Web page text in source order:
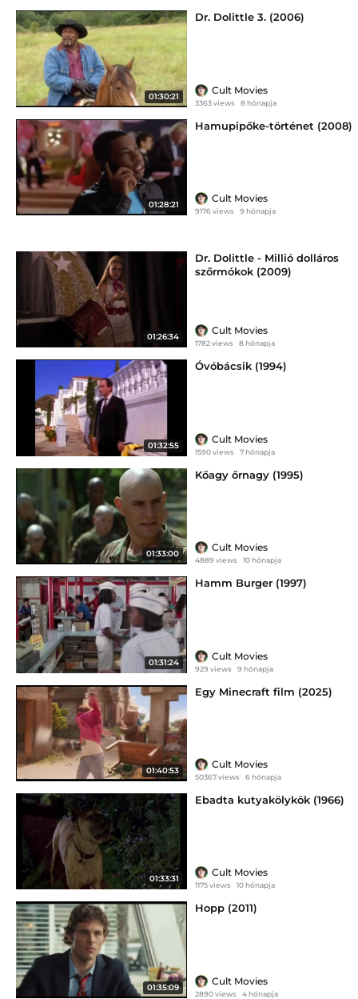
01:30:21
Dr. Dolittle 3. (2006)
Cult Movies
3363 views 8 hónapja
01:28:21
Hamupipőke-történet (2008)
Cult Movies
9176 views 9 hónapja
01:26:34
Dr. Dolittle - Millió dolláros
szőrmókok (2009)
Cult Movies
1782 views 8 hónapja
01:32:55
Óvóbácsik (1994)
Cult Movies
1590 views 7 hónapja
01:33:00
Kőagy őrnagy (1995)
Cult Movies
4889 views 10 hónapja
01:31:24
Hamm Burger (1997)
Cult Movies
929 views 9 hónapja
01:40:53
Egy Minecraft film (2025)
Cult Movies
50367 views 6 hónapja
01:33:31
Ebadta kutyakölykök (1966)
Cult Movies
1175 views 10 hónapja
01:35:09
Hopp (2011)
Cult Movies
2890 views 4 hónapja